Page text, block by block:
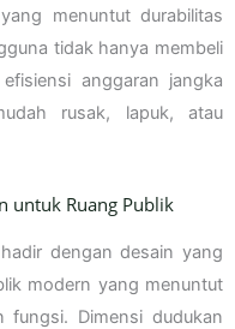
menuntut durabilitas
tidak hanya membeli
anggaran jangka
rusak, lapuk, atau
untuk Ruang Publik
dengan desain yang
modern yang menuntut
fungsi. Dimensi dudukan